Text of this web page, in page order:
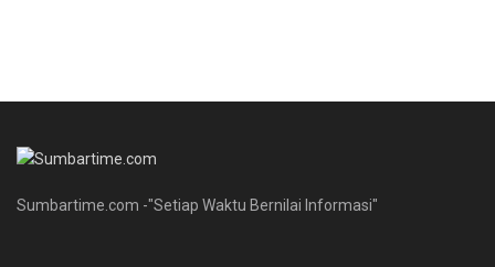
Sumbartime.com -"Setiap Waktu Bernilai Informasi"